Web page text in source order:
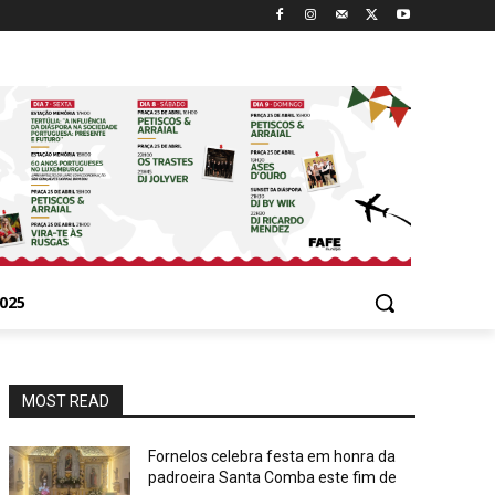
MOST READ
Fornelos celebra festa em honra da
padroeira Santa Comba este fim de